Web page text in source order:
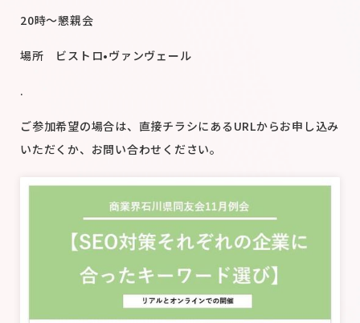
20時〜懇親会
場所 ビストロ•ヴァンヴェール
.
ご参加希望の場合は、直接チラシにあるURLからお申し込み
いただくか、お問い合わせください。